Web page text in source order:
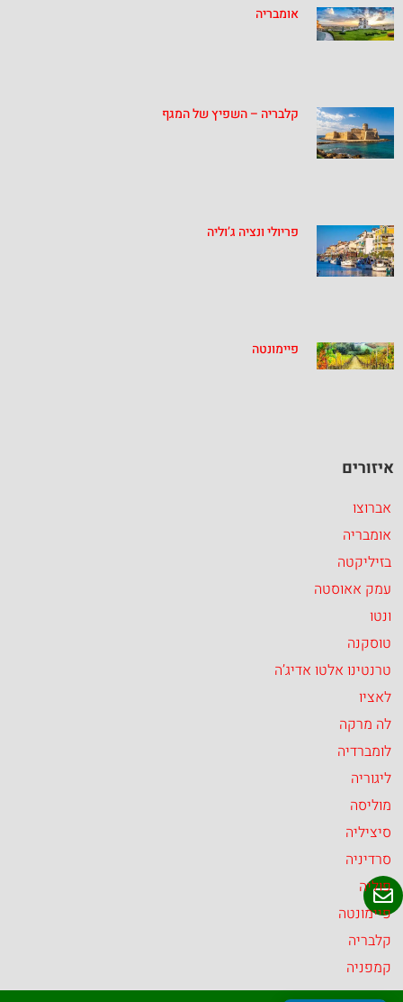
אומבריה
קלבריה – השפיץ של המגף
פריולי ונציה ג’וליה
פיימונטה
איזורים
אברוצו
אומבריה
בזיליקטה
עמק אאוסטה
ונטו
טוסקנה
טרנטינו אלטו אדיג’ה
לאציו
לה מרקה
לומברדיה
ליגוריה
מוליסה
סיציליה
סרדיניה
פוליה
פיימונטה
קלבריה
קמפניה